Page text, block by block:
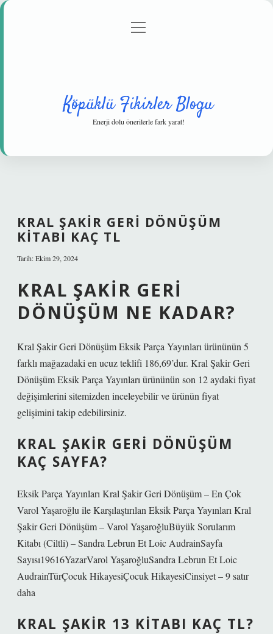
Gizlilik Politikası
menüyü
Köpüklü Fikirler Blogu
Enerji dolu önerilerle fark yarat!
KRAL ŞAKIR GERI DÖNÜŞÜM
KITABI KAÇ TL
Tarih: Ekim 29, 2024
KRAL ŞAKIR GERI
DÖNÜŞÜM NE KADAR?
Kral Şakir Geri Dönüşüm Eksik Parça Yayınları ürününün 5
farklı mağazadaki en ucuz teklifi 186,69’dur. Kral Şakir Geri
Dönüşüm Eksik Parça Yayınları ürününün son 12 aydaki fiyat
değişimlerini sitemizden inceleyebilir ve ürünün fiyat
gelişimini takip edebilirsiniz.
KRAL ŞAKIR GERI DÖNÜŞÜM
KAÇ SAYFA?
Eksik Parça Yayınları Kral Şakir Geri Dönüşüm – En Çok
Varol Yaşaroğlu ile Karşılaştırılan Eksik Parça Yayınları Kral
Şakir Geri Dönüşüm – Varol YaşaroğluBüyük Sorularım
Kitabı (Ciltli) – Sandra Lebrun Et Loic AudrainSayfa
Sayısı19616YazarVarol YaşaroğluSandra Lebrun Et Loic
AudrainTürÇocuk HikayesiÇocuk HikayesiCinsiyet – 9 satır
daha
KRAL ŞAKIR 13 KITABI KAÇ TL?